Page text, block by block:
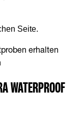
Seite.
erhalten
WATERPROOF